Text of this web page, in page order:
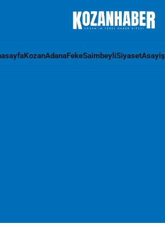
KozanAdanaFekeSaimbeyliSiyasetAsayiş